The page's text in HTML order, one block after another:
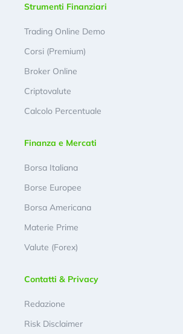
Strumenti Finanziari
Trading Online Demo
Corsi (Premium)
Broker Online
Criptovalute
Calcolo Percentuale
Finanza e Mercati
Borsa Italiana
Borse Europee
Borsa Americana
Materie Prime
Valute (Forex)
Contatti & Privacy
Redazione
Risk Disclaimer